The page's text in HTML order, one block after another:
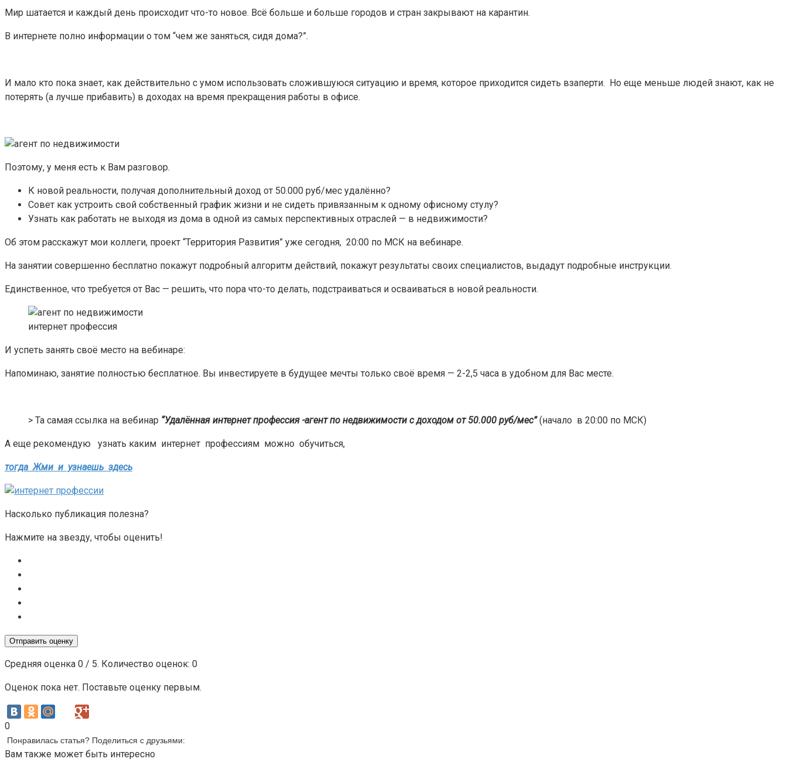
Мир шатается и каждый день происходит что-то новое. Всё больше и больше городов и стран закрывают на карантин.
В интернете полно информации о том “чем же заняться, сидя дома?”.
И мало кто пока знает, как действительно с умом использовать сложившуюся ситуацию и время, которое приходится сидеть взаперти. Но еще меньше людей знают, как не
потерять (а лучше прибавить) в доходах на время прекращения работы в офисе.
Поэтому, у меня есть к Вам разговор.
К новой реальности, получая дополнительный доход от 50.000 руб/мес удалённо?
Совет как устроить свой собственный график жизни и не сидеть привязанным к одному офисному стулу?
Узнать как работать не выходя из дома в одной из самых перспективных отраслей — в недвижимости?
Об этом расскажут мои коллеги, проект “Территория Развития” уже сегодня, 20:00 по МСК на вебинаре.
На занятии совершенно бесплатно покажут подробный алгоритм действий, покажут результаты своих специалистов, выдадут подробные инструкции.
Единственное, что требуется от Вас — решить, что пора что-то делать, подстраиваться и осваиваться в новой реальности.
интернет профессия
И успеть занять своё место на вебинаре:
Напоминаю, занятие полностью бесплатное. Вы инвестируете в будущее мечты только своё время — 2-2,5 часа в удобном для Вас месте.
> Та самая ссылка на вебинар “Удалённая интернет профессия -агент по недвижимости с доходом от 50.000 руб/мес”(начало в 20:00 по МСК)
А еще рекомендую узнать каким интернет профессиям можно обучиться,
тогда Жми и узнаешь здесь
Насколько публикация полезна?
Нажмите на звезду, чтобы оценить!
Отправить оценку
Средняя оценка 0 / 5. Количество оценок: 0
Оценок пока нет. Поставьте оценку первым.
0
Понравилась статья? Поделиться с друзьями:
Вам также может быть интересно